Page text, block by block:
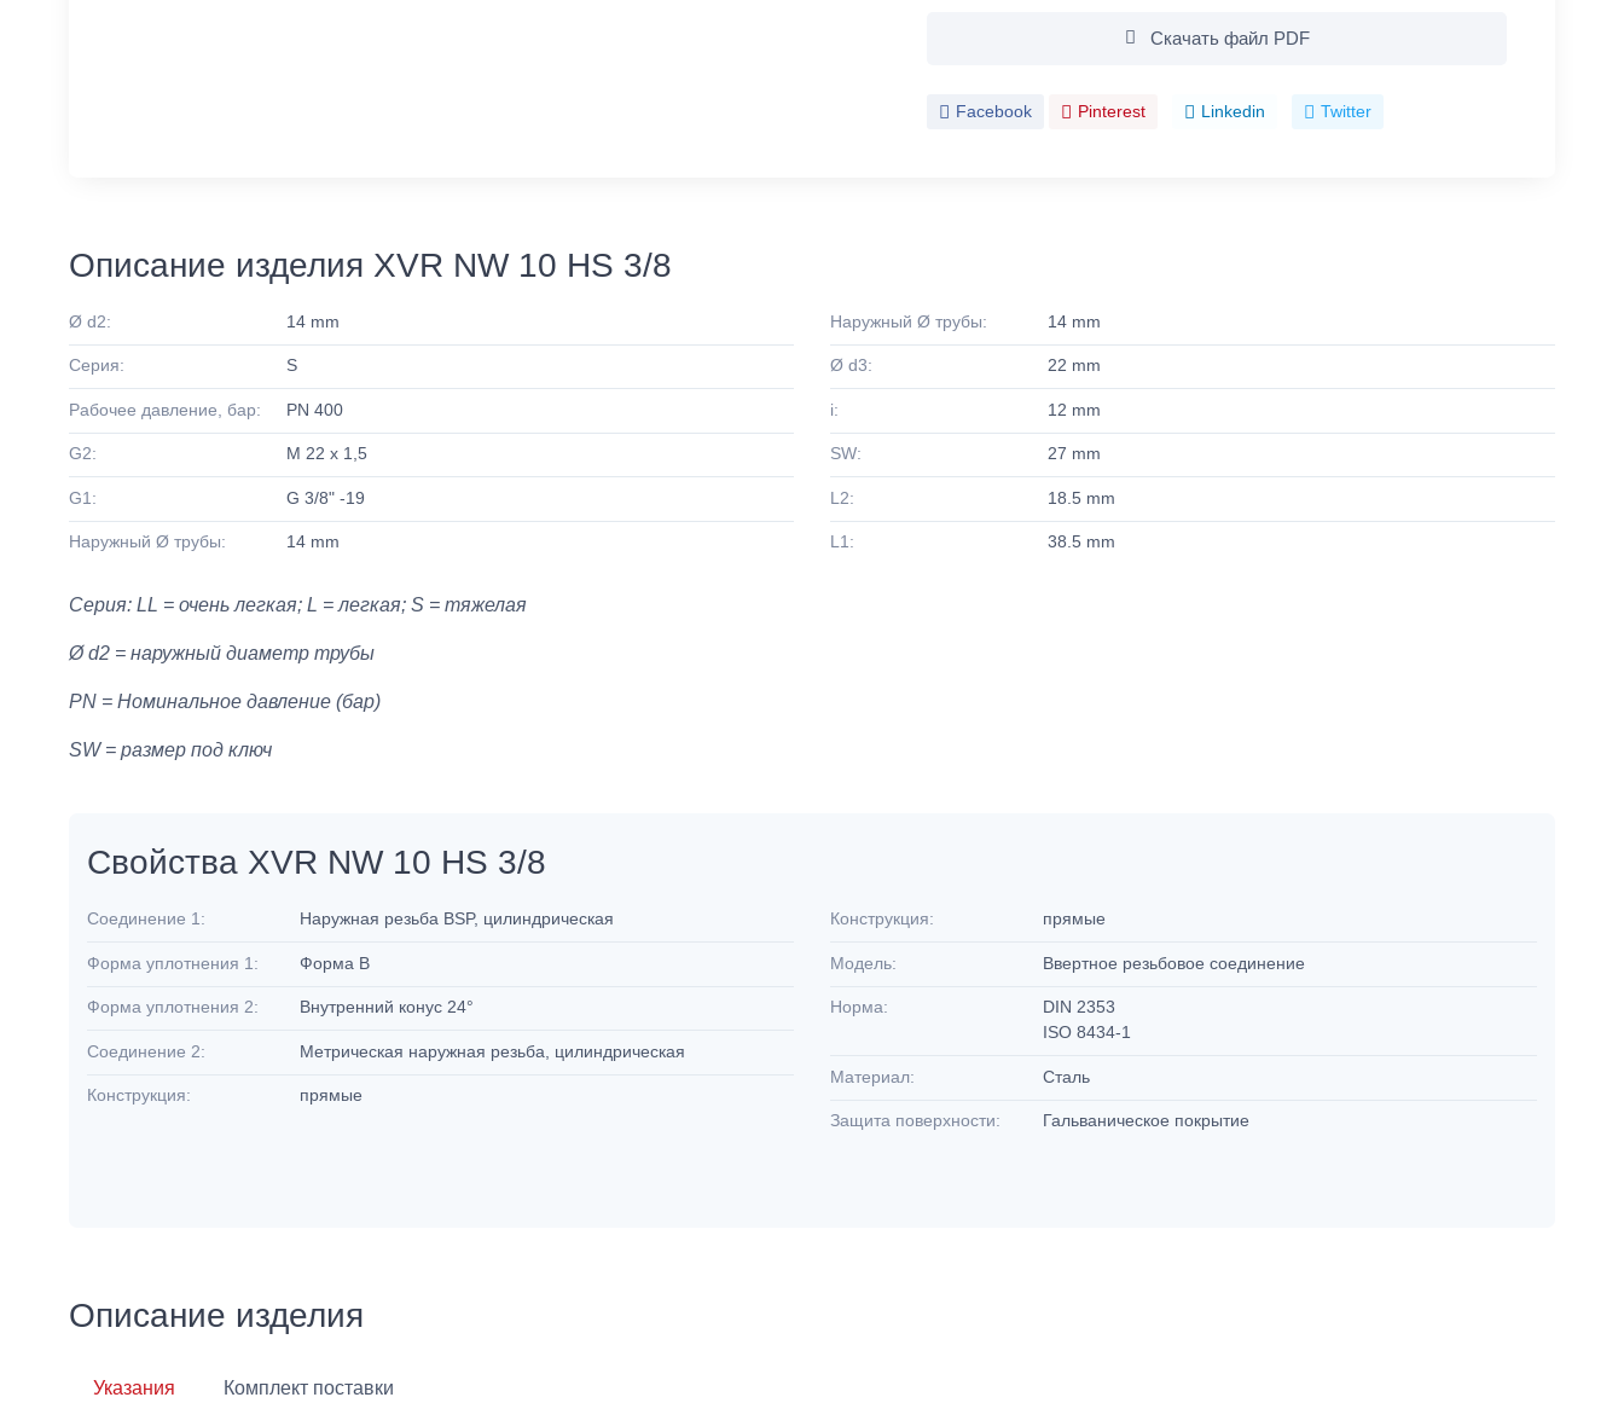
Скачать файл PDF
Facebook Pinterest Linkedin Twitter
Описание изделия XVR NW 10 HS 3/8
Ø d2: 14 mm
Серия: S
Рабочее давление, бар: PN 400
G2: M 22 x 1,5
G1: G 3/8" -19
Наружный Ø трубы: 14 mm
Наружный Ø трубы: 14 mm
Ø d3: 22 mm
i: 12 mm
SW: 27 mm
L2: 18.5 mm
L1: 38.5 mm
Серия: LL = очень легкая; L = легкая; S = тяжелая
Ø d2 = наружный диаметр трубы
PN = Номинальное давление (бар)
SW = размер под ключ
Свойства XVR NW 10 HS 3/8
Соединение 1: Наружная резьба BSP, цилиндрическая
Форма уплотнения 1: Форма B
Форма уплотнения 2: Внутренний конус 24°
Соединение 2: Метрическая наружная резьба, цилиндрическая
Конструкция: прямые
Конструкция: прямые
Модель: Ввертное резьбовое соединение
Норма:
DIN 2353
ISO 8434-1
Материал: Сталь
Защита поверхности: Гальваническое покрытие
Описание изделия
Указания Комплект поставки